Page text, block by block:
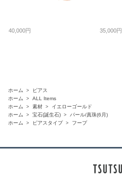
40,000円 35,000円
ホーム
ピアス
ホーム
ALL Items
ホーム
素材
イエローゴールド
ホーム
宝石(誕生石)
パール/真珠(6月)
ホーム
ピアスタイプ フープ